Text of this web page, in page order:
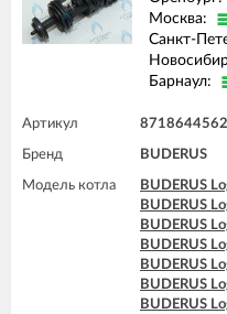
Москва:
Санкт-
Барнаул:
Артикул
Бренд BUDERUS
Модель котла
BUDERUS
BUDERUS
BUDERUS
BUDERUS
BUDERUS
BUDERUS
BUDERUS